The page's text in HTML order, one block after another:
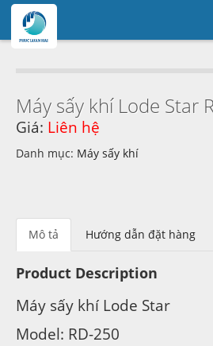
Máy sấy khí Lode Star
Giá: Liên hệ
Danh mục: Máy sấy khí
Mô tả Hướng dẫn đặt hàng
Product Description
Máy sấy khí Lode Star
Model: RD-250